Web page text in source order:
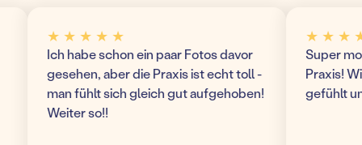
★ ★ ★ ★ ★
Ich habe schon ein paar Fotos davor
gesehen, aber die Praxis ist echt toll -
man fühlt sich gleich gut aufgehoben!
Weiter so!!
★ ★ ★ ★ ★
Super modern
Praxis! Wir
gefühlt und